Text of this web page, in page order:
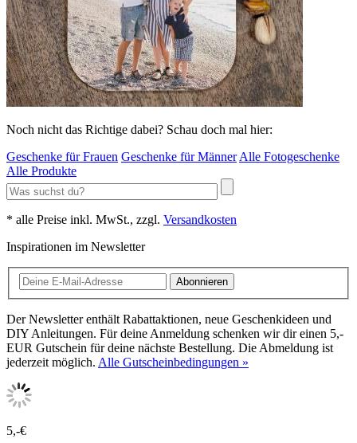
Noch nicht das Richtige dabei? Schau doch mal hier:
Geschenke für Frauen Geschenke für Männer Alle Fotogeschenke
Alle Produkte
* alle Preise inkl. MwSt., zzgl. Versandkosten
Inspirationen im Newsletter
Abonnieren
Der Newsletter enthält Rabattaktionen, neue Geschenkideen und
DIY Anleitungen. Für deine Anmeldung schenken wir dir einen 5,-
EUR Gutschein für deine nächste Bestellung. Die Abmeldung ist
jederzeit möglich. Alle Gutscheinbedingungen »
5,-€